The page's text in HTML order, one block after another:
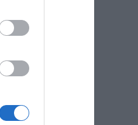
i
czy o
i nie
wiec